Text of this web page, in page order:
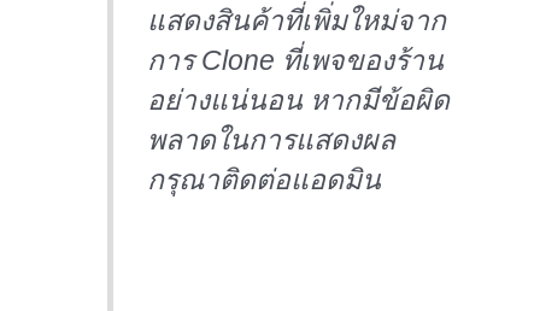
แสดงสินค้าที่เพิ่มใหม่จาก
การ Clone ที่เพจของร้าน
อย่างแน่นอน หากมีข้อผิด
พลาดในการแสดงผล
กรุณาติดต่อแอดมิน